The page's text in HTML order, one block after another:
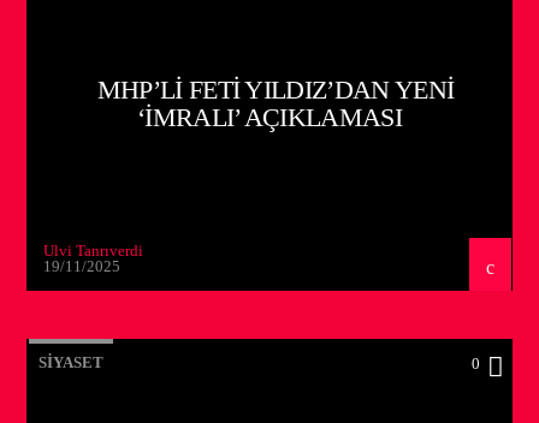
MHP’LI FETI YILDIZ’DAN YENI
‘İMRALI’ AÇIKLAMASI
Ulvi Tanrıverdi
19/11/2025
SIYASET 0